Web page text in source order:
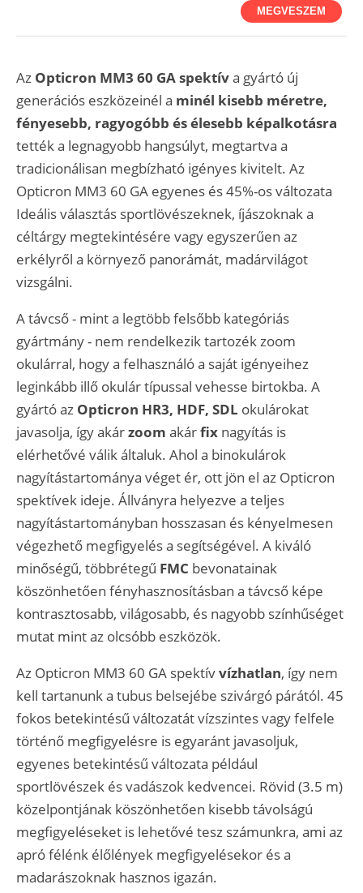
MEGVESZEM
Az Opticron MM3 60 GAspektíva gyártó új
generációs eszközeinél a minél kisebb méretre,
fényesebb, ragyogóbb és élesebb képalkotásra
tették a legnagyobb hangsúlyt, megtartva a
tradicionálisan megbízható igényes kivitelt. Az
Opticron MM3 60 GA egyenes és 45%-os változata
Ideális választás sportlövészeknek, íjászoknak a
céltárgy megtekintésére vagy egyszerűen az
erkélyről a környező panorámát, madárvilágot
vizsgálni.
A távcső - mint a legtöbb felsőbb kategóriás
gyártmány - nem rendelkezik tartozék zoom
okulárral, hogy a felhasználó a saját igényeihez
leginkább illő okulár típussal vehesse birtokba. A
gyártó az Opticron HR3, HDF, SDL okulárokat
javasolja, így akárzoom akárfix nagyítás is
elérhetővé válik általuk. Ahol a binokulárok
nagyítástartománya véget ér, ott jön el az Opticron
spektívek ideje. Állványra helyezve a teljes
nagyítástartományban hosszasan és kényelmesen
végezhető megfigyelés a segítségével. A kiváló
minőségű, többrétegű FMC bevonatainak
köszönhetően fényhasznosításban a távcső képe
kontrasztosabb, világosabb, és nagyobb színhűséget
mutat mint az olcsóbb eszközök.
Az Opticron MM3 60 GA spektívvízhatlan, így nem
kell tartanunk a tubus belsejébe szivárgó párától. 45
fokos betekintésű változatát vízszintes vagy felfele
történő megfigyelésre is egyaránt javasoljuk,
egyenes betekintésű változata például
sportlövészek és vadászok kedvencei. Rövid (3.5 m)
közelpontjának köszönhetően kisebb távolságú
megfigyeléseket is lehetővé tesz számunkra, ami az
apró félénk élőlények megfigyelésekor és a
madarászoknak hasznos igazán.